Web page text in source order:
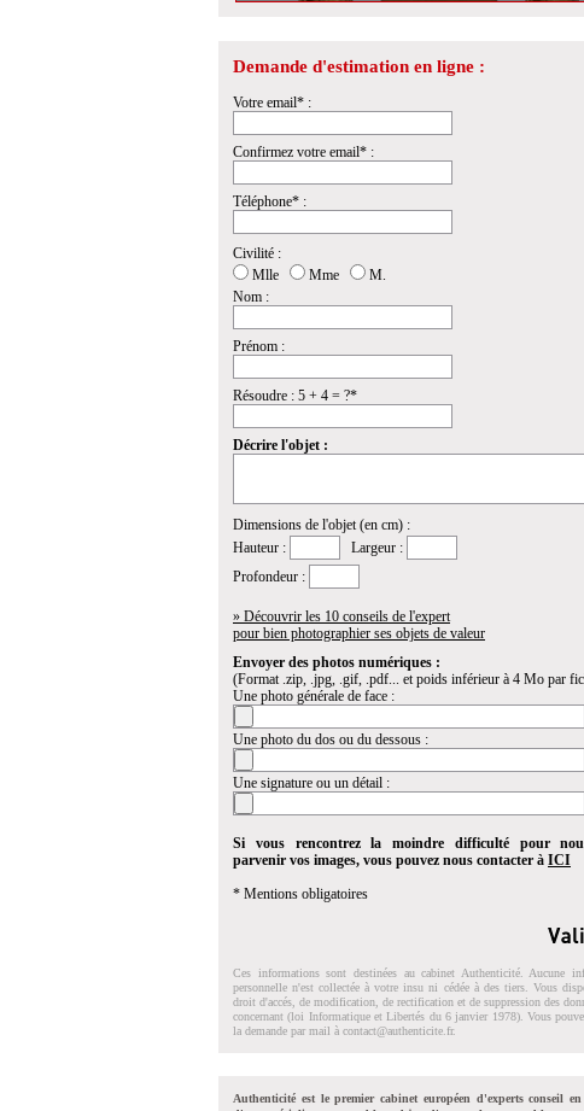
Demande d'estimation en ligne :
Votre email* :
Confirmez votre email* :
Téléphone* :
Civilité :
Mlle
Mme
M.
Nom :
Prénom :
Résoudre : 5 + 4 = ?*
Décrire l'objet :
Dimensions de l'objet (en cm) :
Hauteur :
Largeur :
Profondeur :
» Découvrir les 10 conseils de l'expert
pour bien photographier ses objets de valeur
Envoyer des photos numériques :
(Format .zip, .jpg, .gif, .pdf... et poids inférieur à 4 Mo par
Une photo générale de face :
Une photo du dos ou du dessous :
Une signature ou un détail :
Si vous rencontrez la moindre difficulté pour
parvenir vos images, vous pouvez nous contacter à ICI
* Mentions obligatoires
Ces informations sont destinées au cabinet Authenticité. Aucune
personnelle n'est collectée à votre insu ni cédée à des tiers. Vous
droit d'accés, de modification, de rectification et de suppression des
concernant (loi Informatique et Libertés du 6 janvier 1978). Vous
la demande par mail à contact@authenticite.fr.
Authenticité est le premier cabinet européen d'experts conseil en